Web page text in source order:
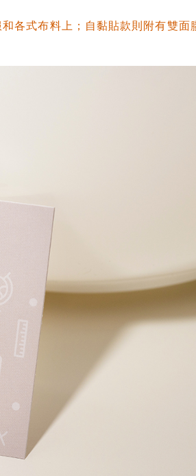
各式布料上；自黏貼款則附有雙面